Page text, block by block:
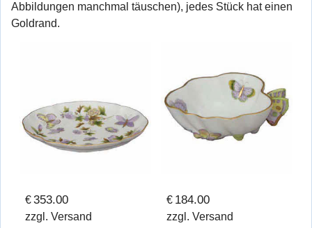
Abbildungen manchmal täuschen), jedes Stück hat einen
Goldrand.
€353.00
zzgl. Versand
€ 184.00
zzgl. Versand